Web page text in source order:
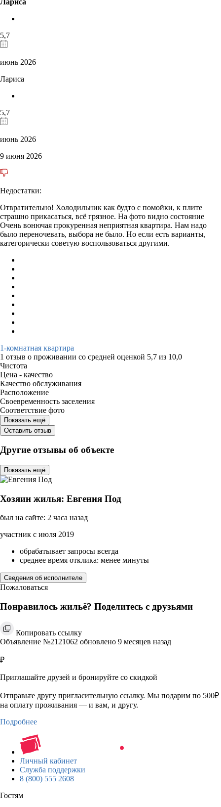
5,7
июнь 2026
Лариса
5,7
июнь 2026
9 июня 2026
Недостатки:
Отвратительно! Холодильник как будто с помойки, к плите
страшно прикасаться, всё грязное. На фото видно состояние
Очень вонючая прокуренная неприятная квартира. Нам надо
было переночевать, выбора не было. Но если есть варианты,
категорически советую воспользоваться другими.
1-комнатная квартира
1 отзыв о проживании со средней оценкой 5,7 из 10,0
Чистота
Цена - качество
Качество обслуживания
Расположение
Своевременность заселения
Соответствие фото
Показать ещё
Оставить отзыв
Другие отзывы об объекте
Показать ещё
Хозяин жилья: Евгения Под
был на сайте: 2 часа назад
участник с июля 2019
обрабатывает запросы всегда
среднее время отклика: менее минуты
Сведения об исполнителе
Пожаловаться
Понравилось жильё? Поделитесь с друзьями
Копировать ссылку
Объявление №2121062 обновлено 9 месяцев назад
₽
Приглашайте друзей и бронируйте со скидкой
Отправьте другу пригласительную ссылку. Мы подарим по 500₽
на оплату проживания — и вам, и другу.
Подробнее
Личный кабинет
Служба поддержки
8 (800) 555 2608
Гостям